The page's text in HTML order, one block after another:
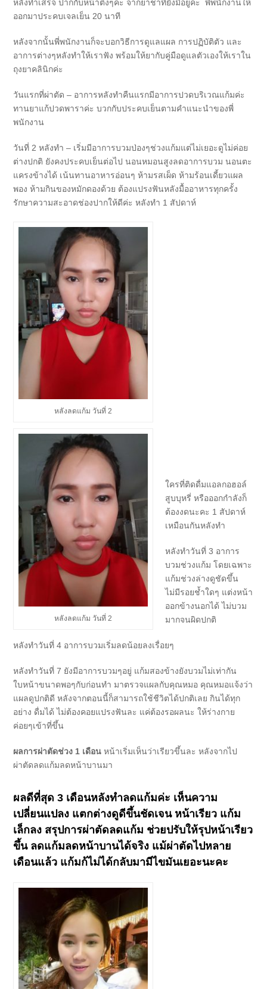
หลังทำเสร็จ ปากกับหน้าตึงๆค่ะ จากยาชาที่ยังมีอยู่ค่ะ พี่พนักงานให้
ออกมาประคบเจลเย็น 20 นาที
หลังจากนั้นพี่พนักงานก็จะบอกวิธีการดูแลแผล การปฏิบัติตัว และ
อาการต่างๆหลังทำให้เราฟัง พร้อมให้ยากับคู่มือดูแลตัวเองให้เราใน
ถุงยาคลินิกค่ะ
วันแรกที่ผ่าตัด – อาการหลังทำคืนแรกมีอาการปวดบริเวณแก้มค่ะ
ทานยาแก้ปวดพาราค่ะ บวกกับประคบเย็นตามคำแนะนำของพี่
พนักงาน
วันที่ 2 หลังทำ – เริ่มมีอาการบวมป่องๆช่วงแก้มแต่ไม่เยอะดูไม่ค่อย
ต่างปกติ ยังคงประคบเย็นต่อไป นอนหมอนสูงลดอาการบวม นอนตะ
แครงข้างได้ เน้นทานอาหารอ่อนๆ ห้ามรสเผ็ด ห้ามร้อนเดี้ยวแผล
พอง ห้ามกินของหมักดองด้วย ต้องแปรงฟันหลังมื้ออาหารทุกครั้ง
รักษาความสะอาดช่องปากให้ดีค่ะ หลังทำ 1 สัปดาห์
หลังลดแก้ม วันที่ 2
หลังลดแก้ม วันที่ 2
ใครที่ติดดื่มแอลกอฮอล์
สูบบุหรี่ หรือออกกำลังก็
ต้องงดนะคะ 1 สัปดาห์
เหมือนกันหลังทำ
หลังทำวันที่ 3 อาการ
บวมช่วงแก้ม โดยเฉพาะ
แก้มช่วงล่างดูชัดขึ้น
ไม่มีรอยช้ำใดๆ แต่งหน้า
ออกข้างนอกได้ ไม่บวม
มากจนผิดปกติ
หลังทำวันที่ 4 อาการบวมเริ่มลดน้อยลงเรื่อยๆ
หลังทำวันที่ 7 ยังมีอาการบวมๆอยู่ แก้มสองข้างยังบวมไม่เท่ากัน
ใบหน้าขนาดพอๆกับก่อนทำ มาตรวจแผลกับคุณหมอ คุณหมอแจ้งว่า
แผลดูปกติดี หลังจากตอนนี้ก็สามารถใช้ชีวิตได้ปกติเลย กินได้ทุก
อย่าง ดื่มได้ ไม่ต้องคอยแปรงฟันละ แค่ต้องรอผลนะ ให้ร่างกาย
ค่อยๆเข้าที่ขึ้น
ผลการผ่าตัดช่วง 1 เดือน หน้าเริ่มเห็นว่าเรียวขึ้นละ หลังจากไป
ผ่าตัดลดแก้มลดหน้าบานมา
ผลดีที่สุด 3 เดือนหลังทำลดแก้มค่ะ เห็นความ
เปลี่ยนแปลง แตกต่างดูดีขึ้นชัดเจน หน้าเรียว แก้ม
เล็กลง สรุปการผ่าตัดลดแก้ม ช่วยปรับให้รุปหน้าเรียว
ขึ้น ลดแก้มลดหน้าบานได้จริง แม้ผ่าตัดไปหลาย
เดือนแล้ว แก้มก้ไม่ได้กลับมามีไขมันเยอะนะคะ